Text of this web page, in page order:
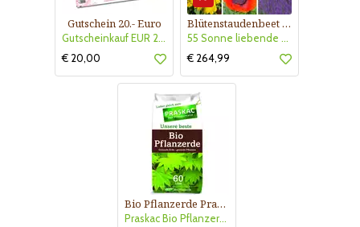
Gutschein 20.- Euro
Gutscheinkauf EUR 20.-
€ 20,00
Blütenstaudenbeet Kollektion Nr. 504
55 Sonne liebende Stauden für 6 m² Beet mit Pflanzplan
€ 264,99
Bio Pflanzerde Praskac
Praskac Bio Pflanzerde